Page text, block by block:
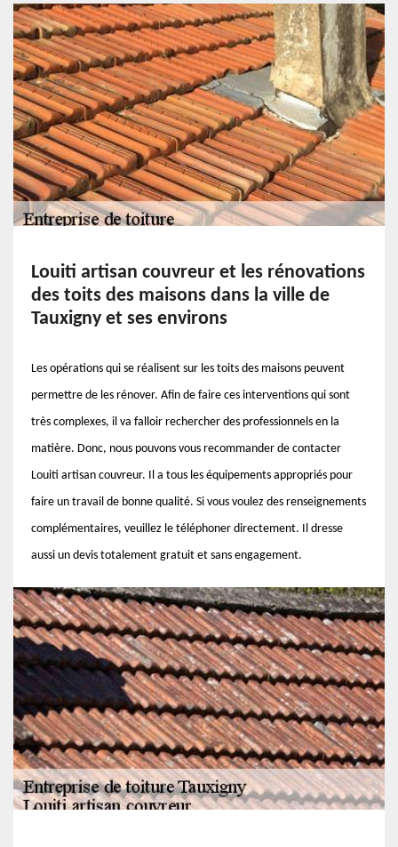
Louiti artisan couvreur et les rénovations
des toits des maisons dans la ville de
Tauxigny et ses environs
Les opérations qui se réalisent sur les toits des maisons peuvent
permettre de les rénover. Afin de faire ces interventions qui sont
très complexes, il va falloir rechercher des professionnels en la
matière. Donc, nous pouvons vous recommander de contacter
Louiti artisan couvreur. Il a tous les équipements appropriés pour
faire un travail de bonne qualité. Si vous voulez des renseignements
complémentaires, veuillez le téléphoner directement. Il dresse
aussi un devis totalement gratuit et sans engagement.